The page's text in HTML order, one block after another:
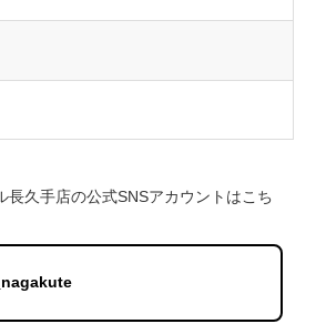
長久手店の公式SNSアカウントはこち